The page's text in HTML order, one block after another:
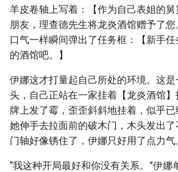
羊皮卷轴上写着：【作为自己表姐的
朋友，理查德先生将龙炎酒馆赠予了
口气一样瞬间弹出了任务框：【新手
的酒馆吧。】
伊娜这才打量起自己所处的环境。这
头，自己正站在一家挂着【龙炎酒馆
牌上发了霉，歪歪斜斜地挂着，似乎已
她伸手去拉面前的破木门，木头发出了
门轴好像锈住了，伊娜只好用了点力气
“我这种开局最好和你没有关系。”伊娜